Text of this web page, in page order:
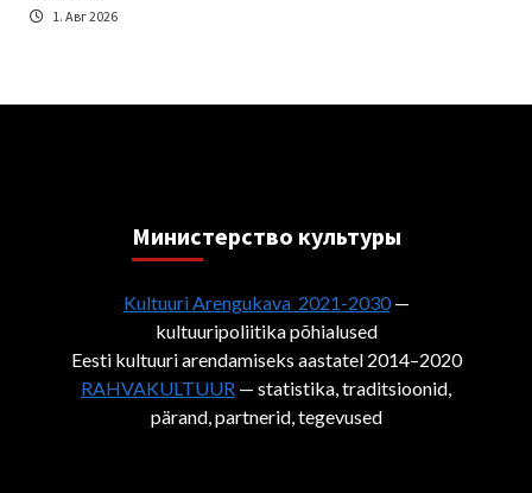
1. Авг 2026
Министерствo культуры
Kultuuri Arengukava 2021-2030—
kultuuripoliitika põhialused
Eesti kultuuri arendamiseks aastatel 2014–2020
RAHVAKULTUUR — statistika, traditsioonid,
pärand, partnerid, tegevused